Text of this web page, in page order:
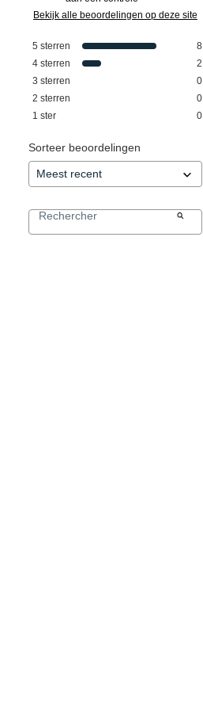
Bekijk alle beoordelingen op deze site
5 sterren
8
4 sterren
2
3 sterren
0
2 sterren
0
1 ster 0
Sorteer beoordelingen